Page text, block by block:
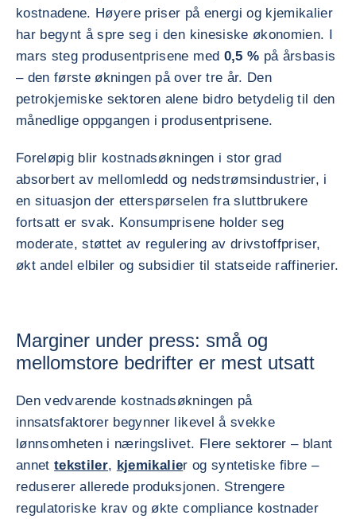
kostnadene. Høyere priser på energi og kjemikalier
har begynt å spre seg i den kinesiske økonomien. I
mars steg produsentprisene med 0,5 % på årsbasis
– den første økningen på over tre år. Den
petrokjemiske sektoren alene bidro betydelig til den
månedlige oppgangen i produsentprisene.
Foreløpig blir kostnadsøkningen i stor grad
absorbert av mellomledd og nedstrømsindustrier, i
en situasjon der etterspørselen fra sluttbrukere
fortsatt er svak. Konsumprisene holder seg
moderate, støttet av regulering av drivstoffpriser,
økt andel elbiler og subsidier til statseide raffinerier.
Marginer under press: små og
mellomstore bedrifter er mest utsatt
Den vedvarende kostnadsøkningen på
innsatsfaktorer begynner likevel å svekke
lønnsomheten i næringslivet. Flere sektorer – blant
annettekstiler, kjemikalier og syntetiske fibre –
reduserer allerede produksjonen. Strengere
regulatoriske krav og økte compliance kostnader